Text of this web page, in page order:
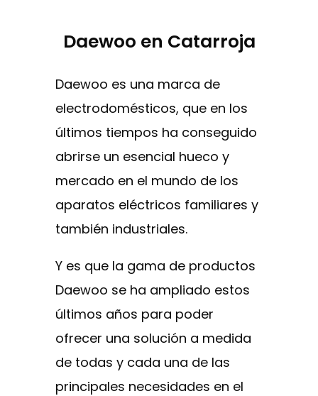
Daewoo en Catarroja
Daewoo es una marca de
electrodomésticos, que en los
últimos tiempos ha conseguido
abrirse un esencial hueco y
mercado en el mundo de los
aparatos eléctricos familiares y
también industriales.
Y es que la gama de productos
Daewoo se ha ampliado estos
últimos años para poder
ofrecer una solución a medida
de todas y cada una de las
principales necesidades en el